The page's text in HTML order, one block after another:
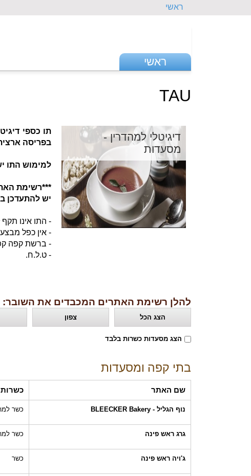
ראשי
ראשי
TAU
דיגיטלי למהדרין -
מסעדות
תו כספי
בפריסה
למימוש התו
***רשימת
יש להתעדכן
- התו אינו
- אין כפל
- ברשת קפה
- ט.ל.ח.
להלן רשימת האתרים המכבדים את השובר:
הצג הכל צפון
הצג מסעדות כשרות בלבד
בתי קפה ומסעדות
שם האתר כשרות
נוף הגליל - BLEECKER Bakery כשר
גרג ראש פינה
כשר
ג'ויה ראש פינה
כשר